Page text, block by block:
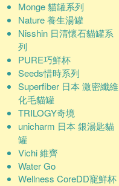
Monge 貓罐系列
Nature 養生湯罐
Nisshin 日清懷石貓罐系
列
PURE巧鮮杯
Seeds惜時系列
Superfiber 日本 激密纖維
化毛貓罐
TRILOGY奇境
unicharm 日本 銀湯匙貓
罐
Vichi 維齊
Water Go
Wellness CoreDD寵鮮杯